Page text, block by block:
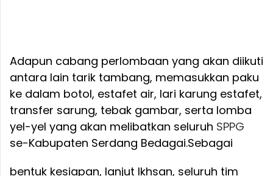
Adapun cabang perlombaan yang akan diikuti
antara lain tarik tambang, memasukkan paku
ke dalam botol, estafet air, lari karung estafet,
transfer sarung, tebak gambar, serta lomba
yel-yel yang akan melibatkan seluruh SPPG
se-Kabupaten Serdang Bedagai.Sebagai
bentuk kesiapan, lanjut Ikhsan, seluruh tim